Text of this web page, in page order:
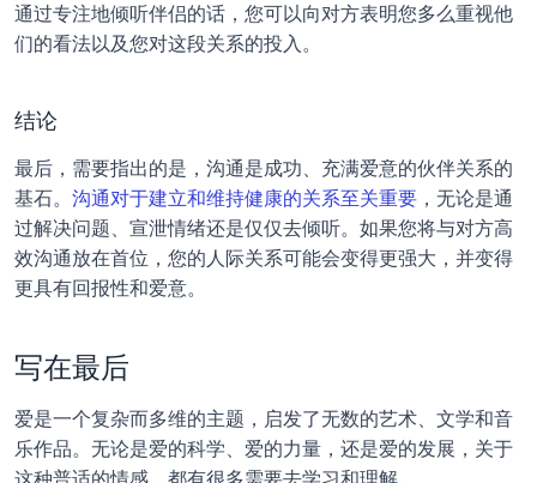
通过专注地倾听伴侣的话，您可以向对方表明您多么重视他
们的看法以及您对这段关系的投入。
结论
最后，需要指出的是，沟通是成功、充满爱意的伙伴关系的
基石。 沟通对于建立和维持健康的关系至关重要 ，无论是通
过解决问题、宣泄情绪还是仅仅去倾听。如果您将与对方高
效沟通放在首位，您的人际关系可能会变得更强大，并变得
更具有回报性和爱意。
写在最后
爱是一个复杂而多维的主题，启发了无数的艺术、文学和音
乐作品。无论是爱的科学、爱的力量，还是爱的发展，关于
这种普适的情感，都有很多需要去学习和理解。